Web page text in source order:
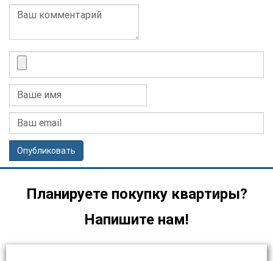
Опубликовать
Планируете покупку квартиры?
Напишите нам!